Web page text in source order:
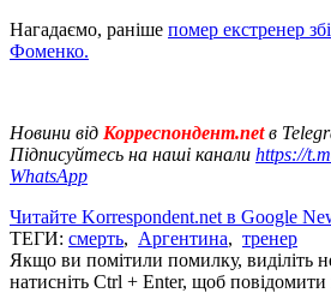
Нагадаємо, раніше помер екстренер
Фоменко.
Новини від Корреспондент.netв
Підписуйтесь на наші канали https://
WhatsApp
Читайте Korrespondent.net в Google
ТЕГИ: смерть, Аргентина, тренер
Якщо ви помітили помилку, виділіть
натисніть Ctrl + Enter, щоб